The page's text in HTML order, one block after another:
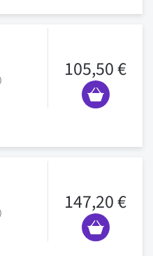
105,50 €
147,20 €